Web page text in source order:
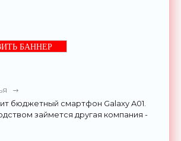
БАННЕР
бюджетный смартфон Galaxy A01.
займется другая компания -